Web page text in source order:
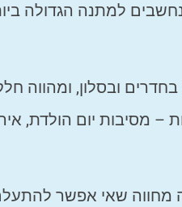
למתנה הגדולה
ובסלון, ומהווה
– מסיבות יום הולדת,
מחווה שאי אפשר